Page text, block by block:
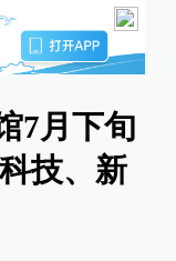
7月下旬
技、新